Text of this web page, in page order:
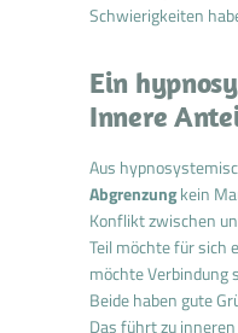
Schwierigkeiten
Ein
Innere
Aus
Abgrenzungkein
Konflikt zwischen
Teil möchte für sich
möchte Verbindung
Beide haben gute
Das führt zu